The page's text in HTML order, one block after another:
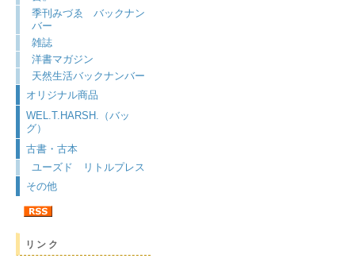
季刊みづゑ バックナン
バー
雑誌
洋書マガジン
天然生活バックナンバー
オリジナル商品
WEL.T.HARSH.（バッ
グ）
古書・古本
ユーズド リトルプレス
その他
リンク